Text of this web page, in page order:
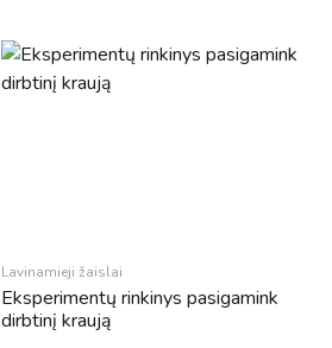
Lavinamieji žaislai
Eksperimentų rinkinys pasigamink
dirbtinį kraują